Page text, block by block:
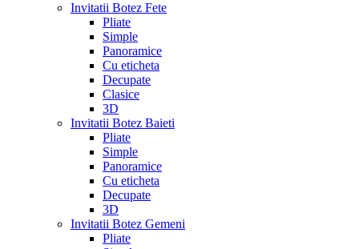
Invitatii Botez Fete
Pliate
Simple
Panoramice
Cu eticheta
Decupate
Clasice
3D
Invitatii Botez Baieti
Pliate
Simple
Panoramice
Cu eticheta
Decupate
3D
Invitatii Botez Gemeni
Pliate